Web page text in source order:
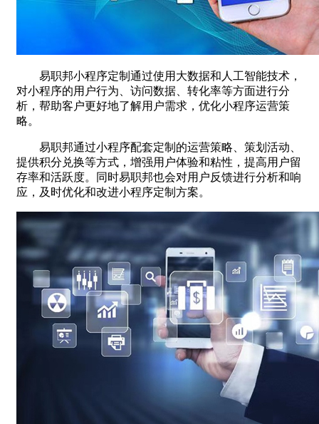
易职邦小程序定制通过使用大数据和人工智能技术，
对小程序的用户行为、访问数据、转化率等方面进行分
析，帮助客户更好地了解用户需求，优化小程序运营策
略。
易职邦通过小程序配套定制的运营策略、策划活动、
提供积分兑换等方式，增强用户体验和粘性，提高用户留
存率和活跃度。同时易职邦也会对用户反馈进行分析和响
应，及时优化和改进小程序定制方案。